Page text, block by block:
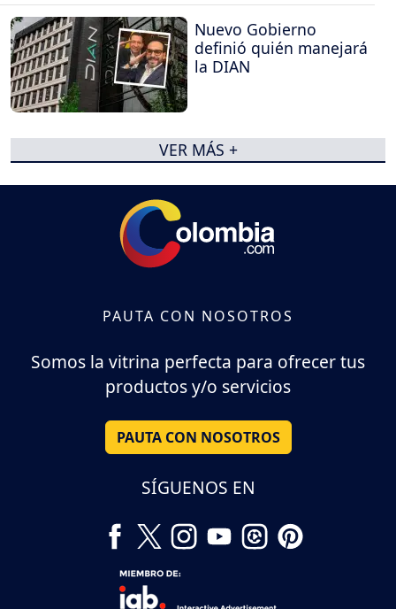
Nuevo Gobierno
definió quién manejará
la DIAN
VER MÁS +
PAUTA CON NOSOTROS
Somos la vitrina perfecta para ofrecer tus
productos y/o servicios
PAUTA CON NOSOTROS
SÍGUENOS EN